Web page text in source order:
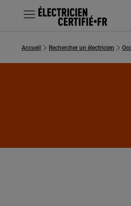
MENU
Chercher un électricien
Accueil Rechercher un électricien